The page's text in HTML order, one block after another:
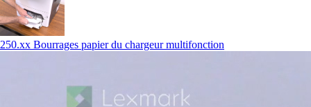
250.xx Bourrages papier du chargeur multifonction